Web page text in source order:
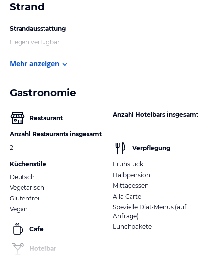
Strand
Strandausstattung
Liegen verfügbar
Mehr anzeigen
Gastronomie
Restaurant
Anzahl Restaurants insgesamt
2
Küchenstile
Deutsch
Vegetarisch
Glutenfrei
Vegan
Cafe
Hotelbar
Anzahl Hotelbars insgesamt
1
Verpflegung
Frühstück
Halbpension
Mittagessen
A la Carte
Spezielle Diät-Menüs (auf
Anfrage)
Lunchpakete